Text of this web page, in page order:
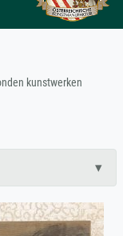
kunstwerken